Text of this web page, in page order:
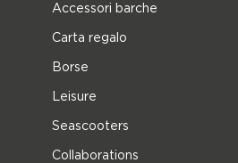
Accessori barche
Carta regalo
Borse
Leisure
Seascooters
Collaborations